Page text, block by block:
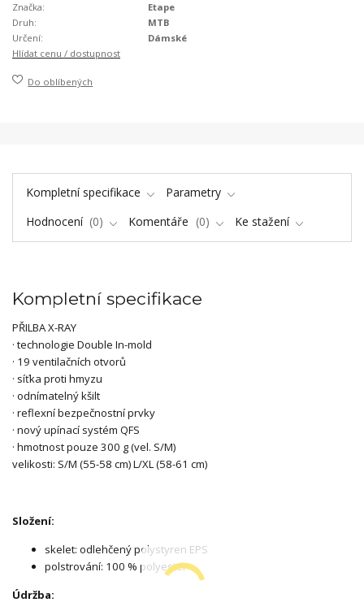
Značka:
Etape
Druh:
MTB
Určení:
Dámské
Hlídat cenu / dostupnost
Do oblíbených
Kompletní specifikace
Parametry
Hodnocení
0 Komentáře 0 Ke stažení
Kompletní specifikace
PŘILBA X-RAY
· technologie Double In-mold
· 19 ventilačních otvorů
· síťka proti hmyzu
· odnímatelný kšilt
· reflexní bezpečnostní prvky
· nový upínací systém QFS
· hmotnost pouze 300 g (vel. S/M)
velikosti: S/M (55-58 cm) L/XL (58-61 cm)
Složení:
skelet: odlehčený polystyren EPS
polstrování: 100 % polyester
Údržba: